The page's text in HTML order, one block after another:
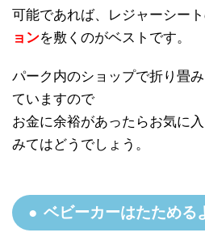
可能であれば、レジャーシー
ョンを敷くのがベストです。
パーク内のショップで折り畳
ていますので
お金に余裕があったらお気に
みてはどうでしょう。
ベビーカーはたためる